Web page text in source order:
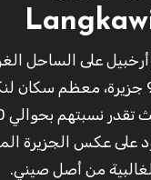
إنه يتكون من 99 جزيرة، معظم
على عكس الجزيرة
من أصل صيني.